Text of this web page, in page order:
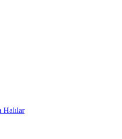
Halılar